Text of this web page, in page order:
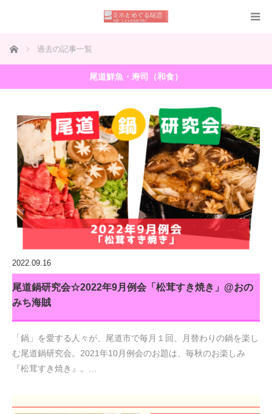
ホーム 過去の記事一覧
尾道鮮魚・寿司（和食）
2022.09.16
尾道鍋研究会☆2022年9月例会「松茸すき焼き」@おの
みち海賊
「鍋」を愛する人々が、尾道市で毎月１回、月替わりの鍋を楽し
む尾道鍋研究会。2021年10月例会のお題は、毎秋のお楽しみ
『松茸すき焼き』。…